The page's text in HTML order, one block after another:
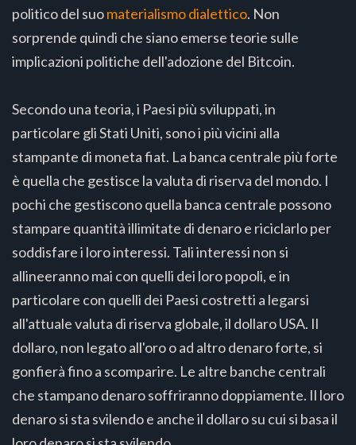
politico del suomaterialismo dialettico. Non
sorprende quindi che siano emerse teorie sulle
implicazioni politiche dell'adozione del Bitcoin.
Secondo una teoria, i Paesi più sviluppati, in
particolare gli Stati Uniti, sono i più vicini alla
stampante di moneta fiat. La banca centrale più forte
è quella che gestisce la valuta di riserva del mondo. I
pochi che gestiscono quella banca centrale possono
stampare quantità illimitate di denaro e riciclarlo per
soddisfare i loro interessi. Tali interessi non si
allineeranno mai con quelli dei loro popoli, e in
particolare con quelli dei Paesi costretti a legarsi
all'attuale valuta di riserva globale, il dollaro USA. Il
dollaro, non legato all'oro o ad altro denaro forte, si
gonfierà fino a scomparire. Le altre banche centrali
che stampano denaro soffriranno doppiamente. Il loro
denaro si sta svilendo e anche il dollaro su cui si basa il